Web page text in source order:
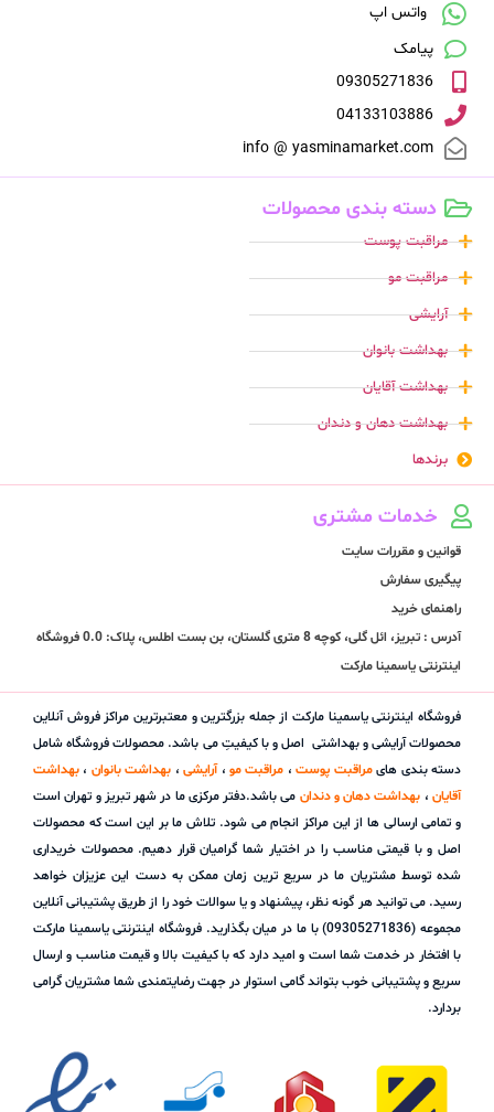
واتس اپ
پیامک
09305271836
04133103886
info @ yasminamarket.com
دسته بندی محصولات
مراقبت پوست
مراقبت مو
آرایشی
بهداشت بانوان
بهداشت آقایان
بهداشت دهان و دندان
برندها
خدمات مشتری
قوانین و مقررات سایت
پیگیری سفارش
راهنمای خرید
آدرس : تبریز، ائل گلی، کوچه 8 متری گلستان، بن بست اطلس، پلاک: 0.0 فروشگاه
اینترنتی یاسمینا مارکت
فروشگاه اینترنتی یاسمینا مارکت از جمله بزرگترین و معتبرترین مراکز فروش آنلاین
محصولات آرایشی و بهداشتی اصل و با کیفیتِ می باشد. محصولات فروشگاه شامل
دسته بندی هایمراقبت پوست، مراقبت مو،آرایشی، بهداشت بانوان ، بهداشت
آقایان، بهداشت دهان و دندان می باشد.دفتر مرکزی ما در شهر تبریز و تهران است
و تمامی ارسالی ها از این مراکز انجام می شود. تلاش ما بر این است که محصولات
اصل و با قیمتی مناسب را در اختیار شما گرامیان قرار دهیم. محصولات خریداری
شده توسط مشتریان ما در سریع ترین زمان ممکن به دست این عزیزان خواهد
رسید. می توانید هر گونه نظر، پیشنهاد و یا سوالات خود را از طریق پشتیبانی آنلاین
مجموعه (09305271836) با ما در میان بگذارید. فروشگاه اینترنتی یاسمینا مارکت
با افتخار در خدمت شما است و امید دارد که با کیفیت بالا و قیمت مناسب و ارسال
سریع و پشتیبانی خوب بتواند گامی استوار در جهت رضایتمندی شما مشتریان گرامی
بردارد.